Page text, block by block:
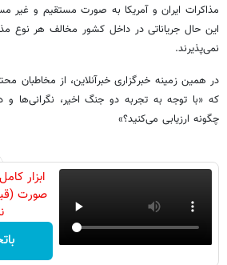
مذاکرات ایران و آمریکا به صورت مستقیم و غیر
این حال جریاناتی در داخل کشور مخالف هر نوع
نمی‌پذیرند.
در همین زمینه خبرگزاری خبرآنلاین، از مخاطبان
که «با توجه به تجربه دو جنگ اخیر، نگرانی‌ها و
چگونه ارزیابی می‌کنید؟»
ابزار
صورت